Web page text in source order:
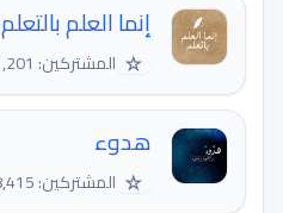
إنما العلم بالتعلم
☆ المشتركين: 1,201
هدوء
☆ المشتركين: 28,415